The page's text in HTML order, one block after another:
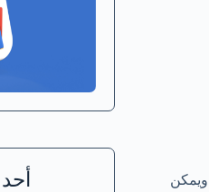
ويمكن